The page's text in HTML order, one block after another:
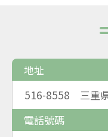
地址
516-8558 三重
電話號碼